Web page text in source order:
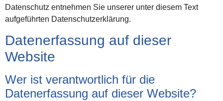
Datenschutz entnehmen Sie unserer unter diesem Text
aufgeführten Datenschutzerklärung.
Datenerfassung auf dieser
Website
Wer ist verantwortlich für die
Datenerfassung auf dieser Website?